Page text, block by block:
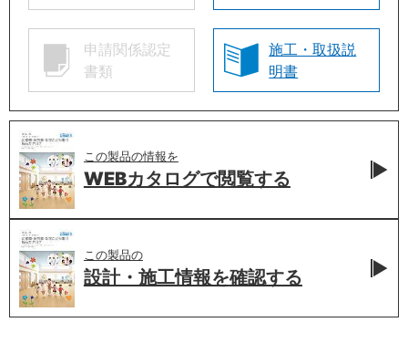
申請関係認定
書類
施工・取扱説
明書
この製品の情報を
WEBカタログで閲覧する
この製品の
設計・施工情報を確認する